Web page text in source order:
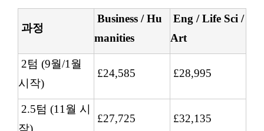
과정
Business / Hu
manities
Eng / Life Sci /
Art
2텀 (9월/1월
시작)
£24,585 £28,995
2.5텀 (11월 시
작)
£27,725 £32,135